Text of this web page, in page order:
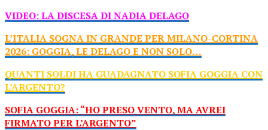
VIDEO: LA DISCESA DI NADIA DELAGO
L’ITALIA SOGNA IN GRANDE PER MILANO-CORTINA
2026: GOGGIA, LE DELAGO E NON SOLO…
QUANTI SOLDI HA GUADAGNATO SOFIA GOGGIA CON
L’ARGENTO?
SOFIA GOGGIA: “HO PRESO VENTO, MA AVREI
FIRMATO PER L’ARGENTO”